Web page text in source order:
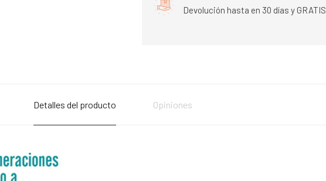
Devolución hasta en 30 días y GRATIS
Detalles del producto Opiniones